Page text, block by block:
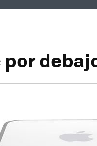
por